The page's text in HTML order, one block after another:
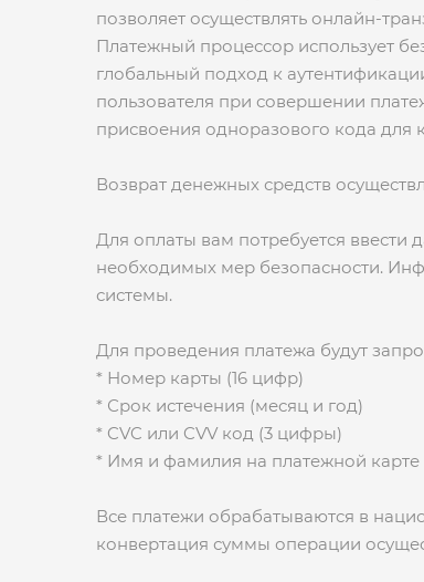
позволяет осуществлять онлайн-
Платежный процессор использует
глобальный подход к
пользователя при совершении
присвоения одноразового кода для
Возврат денежных средств
Для оплаты вам потребуется
необходимых мер безопасности.
системы.
Для проведения платежа будут
* Номер карты (16 цифр)
* Срок истечения (месяц и год)
* CVC или CVV код (3 цифры)
* Имя и фамилия на платежной карте
Все платежи обрабатываются в
конвертация суммы операции